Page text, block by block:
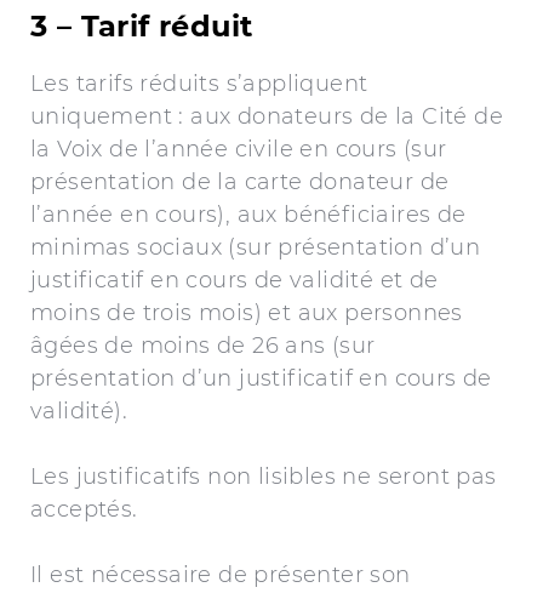
3 – Tarif réduit
Les tarifs réduits s’appliquent
uniquement : aux donateurs de la Cité de
la Voix de l’année civile en cours (sur
présentation de la carte donateur de
l’année en cours), aux bénéficiaires de
minimas sociaux (sur présentation d’un
justificatif en cours de validité et de
moins de trois mois) et aux personnes
âgées de moins de 26 ans (sur
présentation d’un justificatif en cours de
validité).
Les justificatifs non lisibles ne seront pas
acceptés.
Il est nécessaire de présenter son